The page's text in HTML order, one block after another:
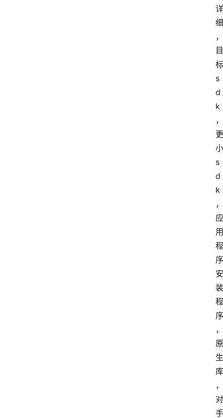
详
细
，
目
标
s
d
k
，
更
小
s
d
k
，
应
用
程
序
安
装
程
序
，
原
生
库
，
对
手